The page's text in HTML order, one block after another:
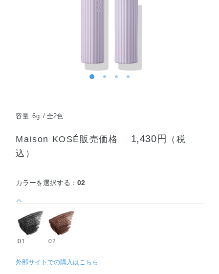
容量 6g 全2色
Maison KOSÉ販売価格 1,430円
（税
込）
カラーを選択する：02
01 02
外部サイトでの購入はこちら